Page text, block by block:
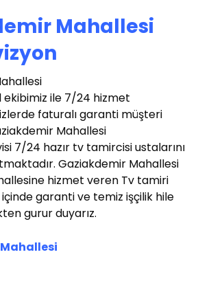
Mahallesi
ekibimiz ile 7/24 hizmet
faturalı garanti müşteri
Mahallesi
7/24 hazır tv tamircisi ustalarını
Gaziakdemir Mahallesi
hizmet veren Tv tamiri
garanti ve temiz işçilik hile
gurur duyarız.